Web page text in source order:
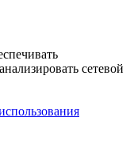
сетевой